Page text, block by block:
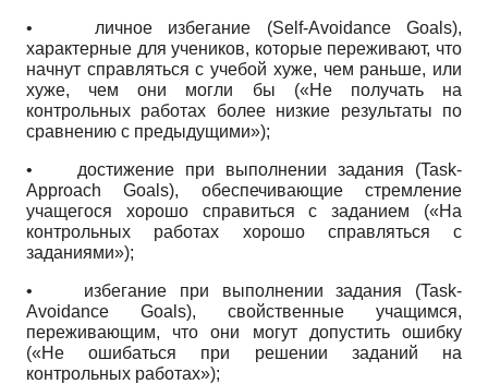
• личное избегание (Self-Avoidance Goals),
характерные для учеников, которые переживают, что
начнут справляться с учебой хуже, чем раньше, или
хуже, чем они могли бы («Не получать на
контрольных работах более низкие результаты по
сравнению с предыдущими»);
• достижение при выполнении задания (Task-
Approach Goals), обеспечивающие стремление
учащегося хорошо справиться с заданием («На
контрольных работах хорошо справляться с
заданиями»);
• избегание при выполнении задания (Task-
Avoidance Goals), свойственные учащимся,
переживающим, что они могут допустить ошибку
(«Не ошибаться при решении заданий на
контрольных работах»);